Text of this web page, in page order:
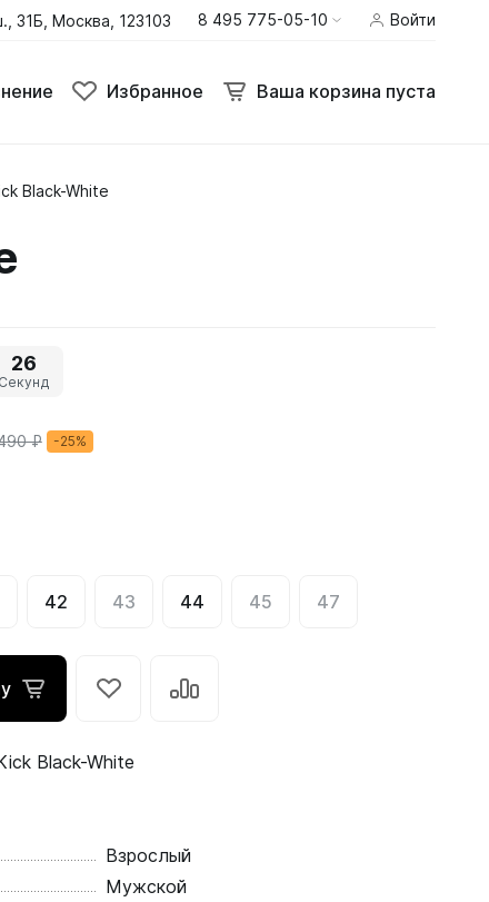
31Б, Москва, 123103 8 495 775-05-10 Войти
Избранное Ваша корзина пуста
Black-White
25
Секунд
₽ -25%
42 43 44 45 47
Black-White
Взрослый
Мужской